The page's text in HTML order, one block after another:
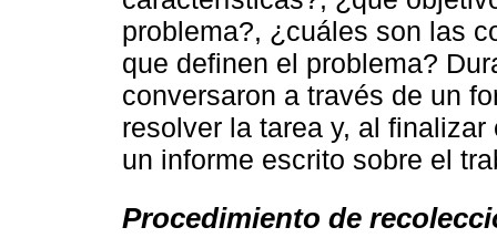
problema?, ¿cuáles son las
que definen el problema?
conversaron a través de un
resolver la tarea y, al
un informe escrito sobre el
Procedimiento de